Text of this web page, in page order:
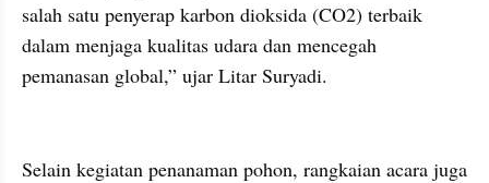
salah satu penyerap karbon dioksida (CO2) terbaik
dalam menjaga kualitas udara dan mencegah
pemanasan global,” ujar Litar Suryadi.
Selain kegiatan penanaman pohon, rangkaian acara juga